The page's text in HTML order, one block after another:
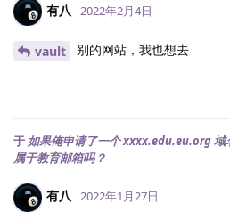
有八 2022年2月4日
vault 别的网站，我也想去
于 如果俺申请了一个 xxxx.edu.eu.org 域
属于教育邮箱吗？
有八 2022年1月27日